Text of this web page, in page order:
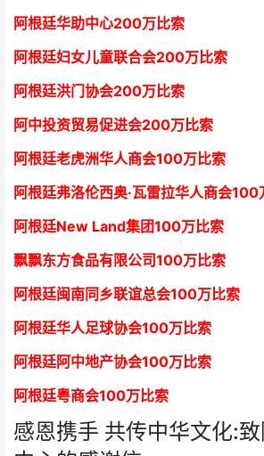
阿根廷华助中心200万比索
阿根廷妇女儿童联合会200万比索
阿根廷洪门协会200万比索
阿中投资贸易促进会200万比索
阿根廷老虎洲华人商会100万比索
阿根廷弗洛伦西奥·瓦雷拉华人商会100
阿根廷New Land集团100万比索
飘飘东方食品有限公司100万比索
阿根廷闽南同乡联谊总会100万比索
阿根廷华人足球协会100万比索
阿根廷阿中地产协会100万比索
阿根廷粤商会100万比索
感恩携手 共传中华文化: